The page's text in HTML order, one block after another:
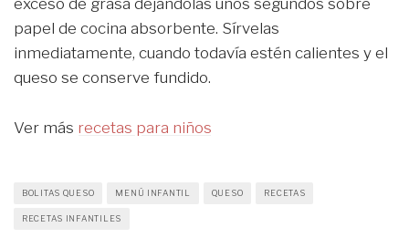
exceso de grasa dejándolas unos segundos sobre
papel de cocina absorbente. Sírvelas
inmediatamente, cuando todavía estén calientes y el
queso se conserve fundido.
Ver más recetas para niños
BOLITAS QUESO MENÚ INFANTIL QUESO RECETAS
RECETAS INFANTILES